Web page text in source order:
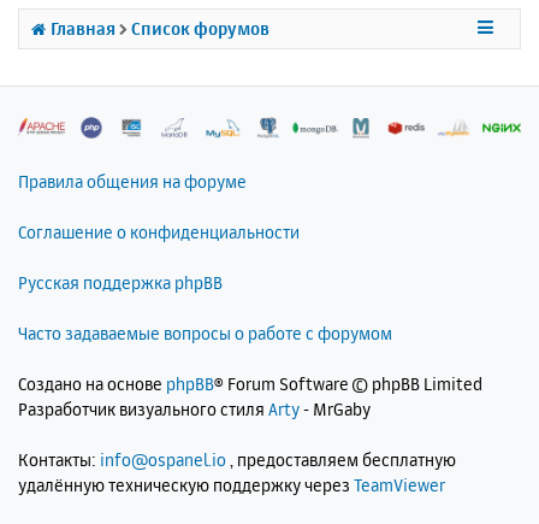
Главная Список форумов
Правила общения на форуме
Соглашение о конфиденциальности
Русская поддержка phpBB
Часто задаваемые вопросы о работе с форумом
Создано на основе phpBB® Forum Software © phpBB Limited
Разработчик визуального стиля Arty- MrGaby
Контакты: info@ospanel.io , предоставляем бесплатную
удалённую техническую поддержку через TeamViewer